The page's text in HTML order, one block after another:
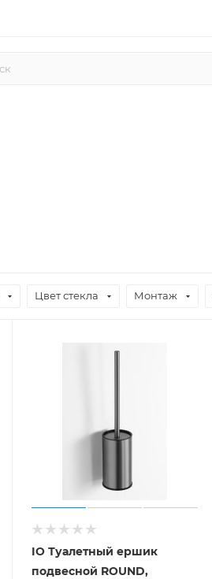
Цвет стекла Монтаж
IO Туалетный ершик
подвесной ROUND,